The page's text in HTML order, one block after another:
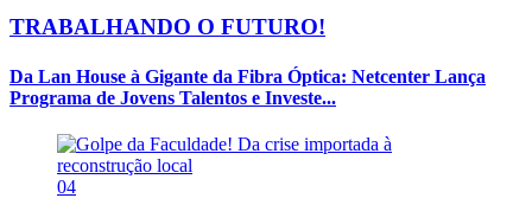
TRABALHANDO O FUTURO!
Da Lan House à Gigante da Fibra Óptica: Netcenter Lança
Programa de Jovens Talentos e Investe...
04